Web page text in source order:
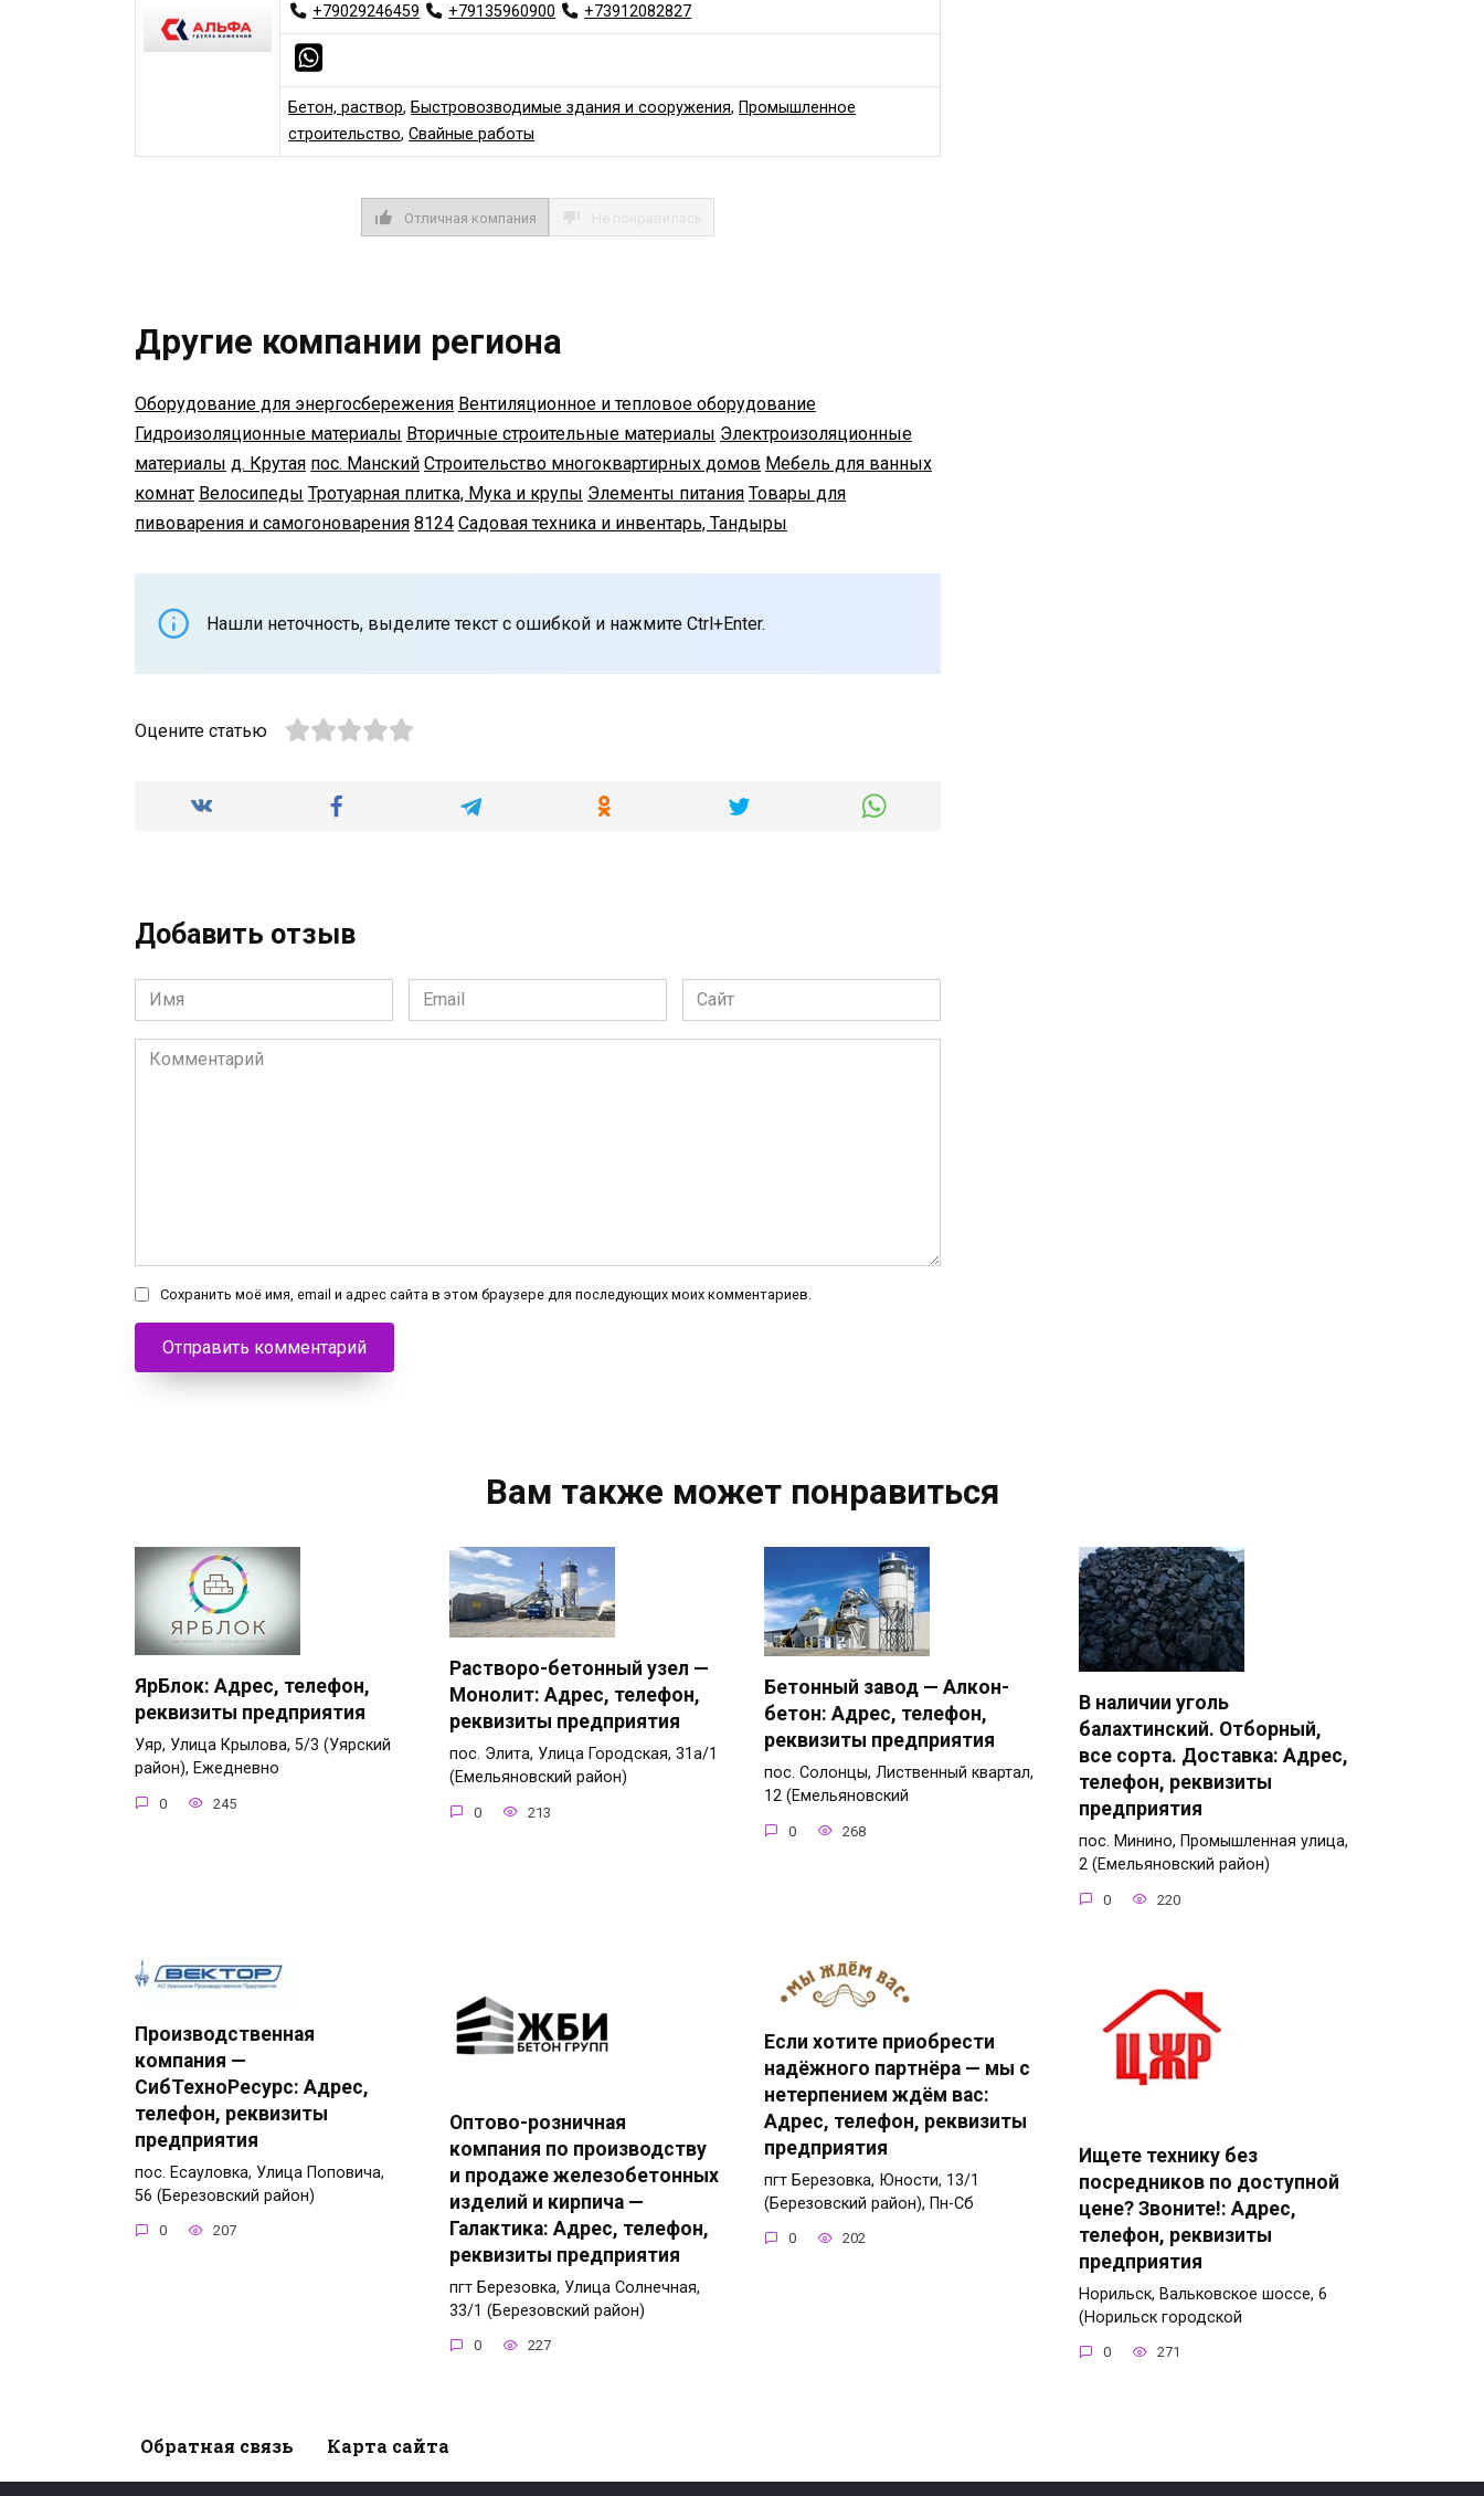
+79029246459 +79135960900 +73912082827
Бетон, раствор, Быстровозводимые здания и сооружения, Промышленное
строительство,Свайные работы
Отличная компания
Другие компании региона
Оборудование для энергосбережения Вентиляционное и тепловое оборудование
Гидроизоляционные материалы Вторичные строительные материалы Электроизоляционные
материалы д. Крутая пос. Манский Строительство многоквартирных домов Мебель для ванных
комнат Велосипеды Тротуарная плитка, Мука и крупы Элементы питания Товары для
пивоварения и самогоноварения 8124 Садовая техника и инвентарь, Тандыры
Нашли неточность, выделите текст с ошибкой и нажмите Ctrl+Enter.
Оцените статью
Добавить отзыв
Имя
*
Email
*
Сайт
Комментарий
Сохранить моё имя, email и адрес сайта в этом браузере для последующих моих комментариев.
Вам также может понравиться
ЯрБлок: Адрес, телефон,
реквизиты предприятия
Уяр, Улица Крылова, 5/3 (Уярский
район), Ежедневно
0 245
Растворо-бетонный узел —
Монолит: Адрес, телефон,
реквизиты предприятия
пос. Элита, Улица Городская, 31а/1
(Емельяновский район)
0 213
Бетонный завод — Алкон-
бетон: Адрес, телефон,
реквизиты предприятия
пос. Солонцы, Лиственный квартал,
12 (Емельяновский
0 268
В наличии уголь
балахтинский. Отборный,
все сорта. Доставка: Адрес,
телефон, реквизиты
предприятия
пос. Минино, Промышленная улица,
2 (Емельяновский район)
0 220
Производственная
компания —
СибТехноРесурс: Адрес,
телефон, реквизиты
предприятия
пос. Есауловка, Улица Поповича,
56 (Березовский район)
0 207
Оптово-розничная
компания по производству
и продаже железобетонных
изделий и кирпича —
Галактика: Адрес, телефон,
реквизиты предприятия
пгт Березовка, Улица Солнечная,
33/1 (Березовский район)
0 227
Если хотите приобрести
надёжного партнёра — мы с
нетерпением ждём вас:
Адрес, телефон, реквизиты
предприятия
пгт Березовка, Юности, 13/1
(Березовский район), Пн-Сб
0 202
Ищете технику без
посредников по доступной
цене? Звоните!: Адрес,
телефон, реквизиты
предприятия
Норильск, Вальковское шоссе, 6
(Норильск городской
0 271
Обратная связь Карта сайта